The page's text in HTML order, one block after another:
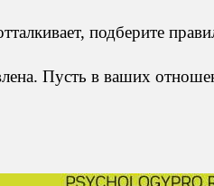
подберите
Пусть в ваших